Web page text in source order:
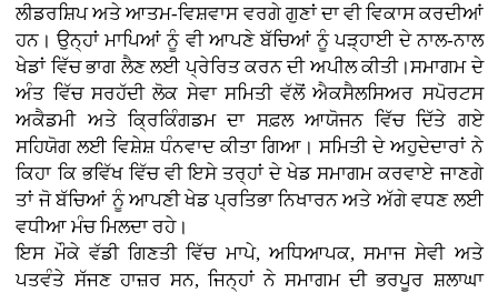
ਲੀਡਰਸ਼ਿਪ ਅਤੇ ਆਤਮ-ਵਿਸ਼ਵਾਸ ਵਰਗੇ ਗੁਣਾਂ ਦਾ ਵੀ ਵਿਕਾਸ ਕਰਦੀਆਂ
ਹਨ। ਉਨ੍ਹਾਂ ਮਾਪਿਆਂ ਨੂੰ ਵੀ ਆਪਣੇ ਬੱਚਿਆਂ ਨੂੰ ਪੜ੍ਹਾਈ ਦੇ ਨਾਲ-ਨਾਲ
ਖੇਡਾਂ ਵਿੱਚ ਭਾਗ ਲੈਣ ਲਈ ਪ੍ਰੇਰਿਤ ਕਰਨ ਦੀ ਅਪੀਲ ਕੀਤੀ।ਸਮਾਗਮ ਦੇ
ਅੰਤ ਵਿੱਚ ਸਰਹੱਦੀ ਲੋਕ ਸੇਵਾ ਸਮਿਤੀ ਵੱਲੋਂ ਐਕਸੈਲਸਿਅਰ ਸਪੋਰਟਸ
ਅਕੈਡਮੀ ਅਤੇ ਕ੍ਰਿਕਿੰਗਡਮ ਦਾ ਸਫ਼ਲ ਆਯੋਜਨ ਵਿੱਚ ਦਿੱਤੇ ਗਏ
ਸਹਿਯੋਗ ਲਈ ਵਿਸ਼ੇਸ਼ ਧੰਨਵਾਦ ਕੀਤਾ ਗਿਆ। ਸਮਿਤੀ ਦੇ ਅਹੁਦੇਦਾਰਾਂ ਨੇ
ਕਿਹਾ ਕਿ ਭਵਿੱਖ ਵਿੱਚ ਵੀ ਇਸੇ ਤਰ੍ਹਾਂ ਦੇ ਖੇਡ ਸਮਾਗਮ ਕਰਵਾਏ ਜਾਣਗੇ
ਤਾਂ ਜੋ ਬੱਚਿਆਂ ਨੂੰ ਆਪਣੀ ਖੇਡ ਪ੍ਰਤਿਭਾ ਨਿਖਾਰਨ ਅਤੇ ਅੱਗੇ ਵਧਣ ਲਈ
ਵਧੀਆ ਮੰਚ ਮਿਲਦਾ ਰਹੇ।
ਇਸ ਮੌਕੇ ਵੱਡੀ ਗਿਣਤੀ ਵਿੱਚ ਮਾਪੇ, ਅਧਿਆਪਕ, ਸਮਾਜ ਸੇਵੀ ਅਤੇ
ਪਤਵੰਤੇ ਸੱਜਣ ਹਾਜ਼ਰ ਸਨ, ਜਿਨ੍ਹਾਂ ਨੇ ਸਮਾਗਮ ਦੀ ਭਰਪੂਰ ਸ਼ਲਾਘਾ